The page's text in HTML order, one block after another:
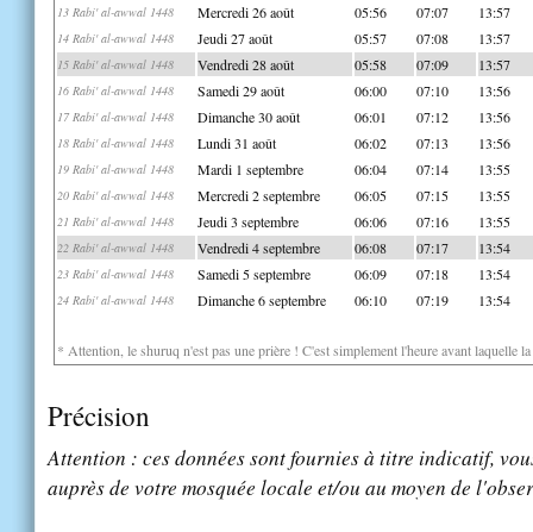
13 Rabi' al-awwal 1448 Mercredi 26 août 05:56 07:07 13:57
14 Rabi' al-awwal 1448 Jeudi 27 août 05:57 07:08 13:57
15 Rabi' al-awwal 1448 Vendredi 28 août 05:58 07:09 13:57
16 Rabi' al-awwal 1448 Samedi 29 août 06:00 07:10 13:56
17 Rabi' al-awwal 1448 Dimanche 30 août 06:01 07:12 13:56
18 Rabi' al-awwal 1448 Lundi 31 août 06:02 07:13 13:56
19 Rabi' al-awwal 1448 Mardi 1 septembre 06:04 07:14 13:55
20 Rabi' al-awwal 1448 Mercredi 2 septembre 06:05 07:15 13:55
21 Rabi' al-awwal 1448 Jeudi 3 septembre 06:06 07:16 13:55
22 Rabi' al-awwal 1448 Vendredi 4 septembre 06:08 07:17 13:54
23 Rabi' al-awwal 1448 Samedi 5 septembre 06:09 07:18 13:54
24 Rabi' al-awwal 1448 Dimanche 6 septembre 06:10 07:19 13:54
* Attention, le shuruq n'est pas une prière ! C'est simplement l'heure avant laquelle
Précision
Attention : ces données sont fournies à titre indicatif,
auprès de votre mosquée locale et/ou au moyen de